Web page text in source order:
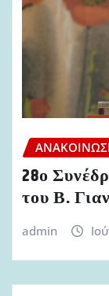
28ο
του Β.
admin